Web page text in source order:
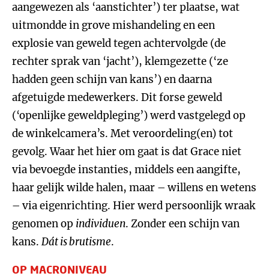
aangewezen als ‘aanstichter’) ter plaatse, wat
uitmondde in grove mishandeling en een
explosie van geweld tegen achtervolgde (de
rechter sprak van ‘jacht’), klemgezette (‘ze
hadden geen schijn van kans’) en daarna
afgetuigde medewerkers. Dit forse geweld
(‘openlijke geweldpleging’) werd vastgelegd op
de winkelcamera’s. Met veroordeling(en) tot
gevolg. Waar het hier om gaat is dat Grace niet
via bevoegde instanties, middels een aangifte,
haar gelijk wilde halen, maar – willens en wetens
– via eigenrichting. Hier werd persoonlijk wraak
genomen op individuen. Zonder een schijn van
kans. Dát is brutisme.
OP MACRONIVEAU